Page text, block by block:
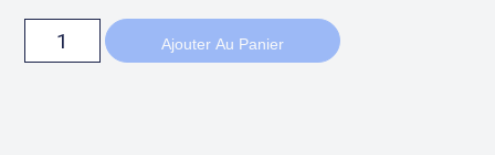
Ajouter Au Panier